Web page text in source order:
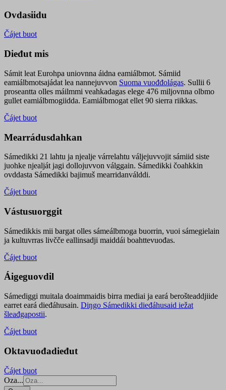
Ovdasiidu
Čájet buot
Dieđut mis
Sámit leat Eurohpa uniovnna áidna eamiálbmot. Sámiid
eamiálbmotsajádat lea nannejuvvon Suoma vuođđolágas. Sullii 6
proseantta olles máilmmi veahkadagas elege 476 miljovnna olbmo
gullet eamiálbmogiidda. Eamiálbmogat ellet 90 sierra riikkas.
Čájet buot
Mearrádusdahkan
Sámedikki 21 lahtu ja njealje várrelahtu váljejuvvojit sámiid siste
juohke njealját jagi dollojuvvon válggain. Sámedikki čoahkkin
ovddasta Sámedikki bajimuš mearridanválddi.
Čájet buot
Vástusuorggit
Sámedikkis mii bargat olles sámeálbmoga buorrin, vuoi sámegielain
ja kultuvrras livčče eallinsadji maiddái boahttevuođas.
Čájet buot
Áigeguovdil
Sámediggi muitala doaimmaidis birra mediai ja eará berošteaddjiide
earret eará dieđáhusain. Diŋgo Sámedikki dieđáhusaid iežat
šleađgapostii.
Čájet buot
Oktavuođadieđut
Čájet buot
Oza...